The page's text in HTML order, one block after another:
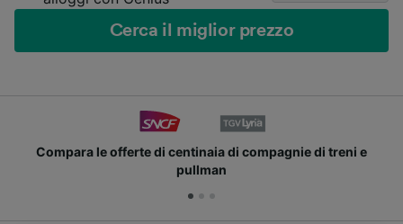
Cerca il miglior prezzo
Compara le offerte di centinaia di compagnie di treni e
pullman